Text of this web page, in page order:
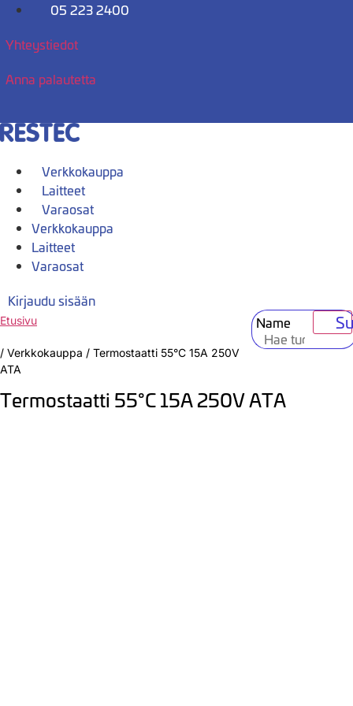
Mene
05 223 2400
Yhteystiedot
Anna palautetta
Verkkokauppa
Laitteet
Varaosat
Verkkokauppa
Laitteet
Varaosat
Kirjaudu sisään
Name
Etusivu
/ Verkkokauppa / Termostaatti 55°C 15A 250V
ATA
Termostaatti 55°C 15A 250V ATA